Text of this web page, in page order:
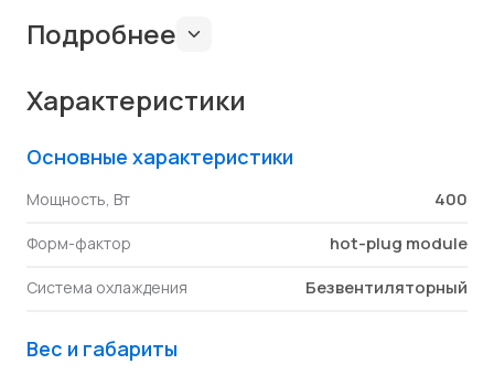
Подробнее
Характеристики
Основные характеристики
Мощность, Вт 400
Форм-фактор hot-plug module
Система охлаждения Безвентиляторный
Вес и габариты